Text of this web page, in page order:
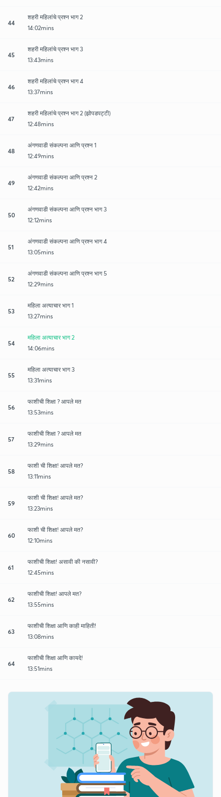
44
शहरी महिलांचे प्रश्न भाग 2
14:02mins
45
शहरी महिलांचे प्रश्न भाग 3
13:43mins
46
शहरी महिलांचे प्रश्न भाग 4
13:37mins
47
शहरी महिलांचे प्रश्न भाग 2 (झोपडपट्टी)
12:48mins
48
अंगणवाडी संकल्पना आणि प्रश्न 1
12:49mins
49
अंगणवाडी संकल्पना आणि प्रश्न 2
12:42mins
50
अंगणवाडी संकल्पना आणि प्रश्न भाग 3
12:12mins
51
अंगणवाडी संकल्पना आणि प्रश्न भाग 4
13:05mins
52
अंगणवाडी संकल्पना आणि प्रश्न भाग 5
12:29mins
53
महिला अत्याचार भाग 1
13:27mins
54
महिला अत्याचार भाग 2
14:06mins
55
महिला अत्याचार भाग 3
13:31mins
56
फाशीची शिक्षा ? आपले मत
13:53mins
57
फाशीची शिक्षा ? आपले मत
13:29mins
58
फाशी ची शिक्षा! आपले मत?
13:11mins
59
फाशी ची शिक्षा! आपले मत?
13:23mins
60
फाशी ची शिक्षा! आपले मत?
12:10mins
61
फाशीची शिक्षा! असावी की नसावी?
12:45mins
62
फाशीची शिक्षा! आपले मत?
13:55mins
63
फाशीची शिक्षा आणि काही माहिती!
13:08mins
64
फाशीची शिक्षा आणि कायदे!
13:51mins